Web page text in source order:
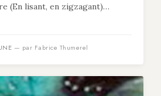
(En lisant, en zigzagant)…
— par Fabrice Thumerel